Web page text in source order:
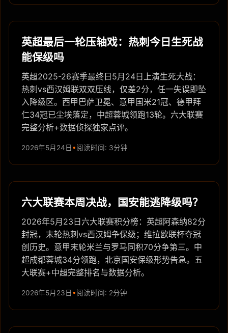
英超最后一轮压轴戏：热刺今日生死战
能保级吗
英超2025-26赛季最终日5月24日上演生死大战：
热刺vs西汉姆联双双压线，仅差2分，任一失误即坠
入降级区。西甲巴萨卫冕、意甲国米21冠、德甲拜
仁34冠已尘埃落定，中超蓉城领跑13轮。六大联赛
完整分析+数据侦探独家点评。
2026年5月24日 阅读时间: 3分钟
六大联赛本周决战，国安能逃降级吗？
2026年5月23日六大联赛积分榜：英超阿森纳82分
封冠，末轮热刺vs西汉姆争保级；维拉欧联杯夺冠
创历史。意甲末轮米兰与罗马同积70分争第三。中
超成都蓉城34分领跑，北京国安保级形势告急。五
大联赛+中超完整排名与数据分析。
2026年5月23日 阅读时间: 2分钟